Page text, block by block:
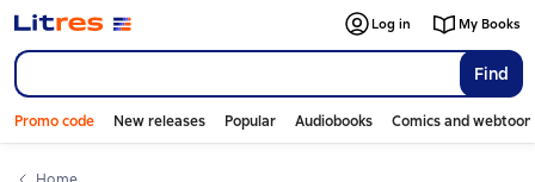
Find
Log in My Books
Promo code New releases Popular Audiobooks Comics and
Слайдер с книгами